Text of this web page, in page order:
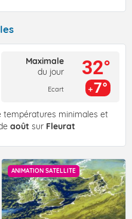
Maximale
du jour
Ecart
32°
7°
températures minimales et
août sur Fleurat
ANIMATION SATELLITE